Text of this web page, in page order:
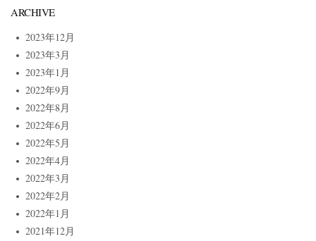
ARCHIVE
2023年12月
2023年3月
2023年1月
2022年9月
2022年8月
2022年6月
2022年5月
2022年4月
2022年3月
2022年2月
2022年1月
2021年12月